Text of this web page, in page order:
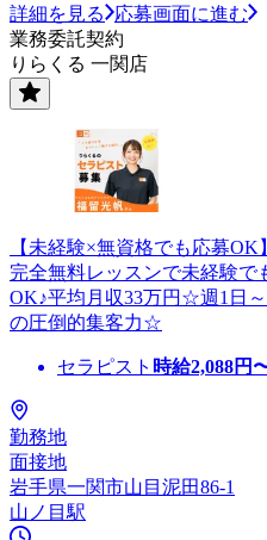
詳細を見る
応募画面に進む
業務委託契約
りらくる 一関店
【未経験×無資格でも応募
完全無料レッスンで未経験
OK♪平均月収33万円☆週1日
の圧倒的集客力☆
セラピスト 時給2,088円
勤務地
面接地
岩手県一関市山目泥田86-1
山ノ目駅